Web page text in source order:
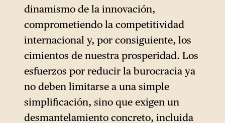
dinamismo de la innovación,
comprometiendo la competitividad
internacional y, por consiguiente, los
cimientos de nuestra prosperidad. Los
esfuerzos por reducir la burocracia ya
no deben limitarse a una simple
simplificación, sino que exigen un
desmantelamiento concreto, incluida